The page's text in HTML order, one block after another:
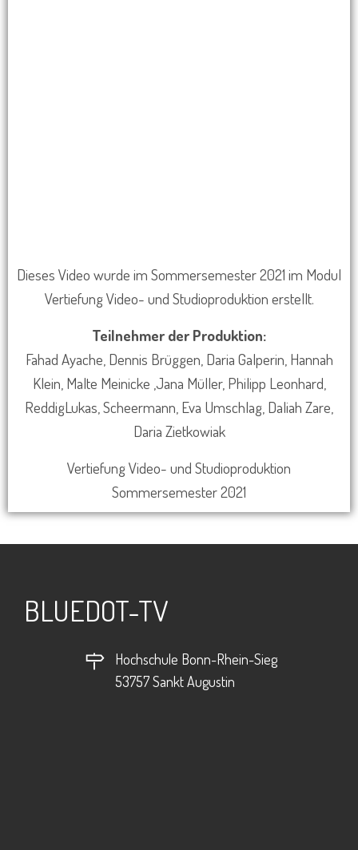
Dieses Video wurde im Sommersemester 2021 im Modul
Vertiefung Video- und Studioproduktion erstellt.
Teilnehmer der Produktion:
Fahad Ayache, Dennis Brüggen, Daria Galperin, Hannah
Klein, Malte Meinicke ,Jana Müller, Philipp Leonhard,
ReddigLukas, Scheermann, Eva Umschlag, Daliah Zare,
Daria Zietkowiak
Vertiefung Video- und Studioproduktion
Sommersemester 2021
BLUEDOT-TV
Hochschule Bonn-Rhein-Sieg
53757 Sankt Augustin